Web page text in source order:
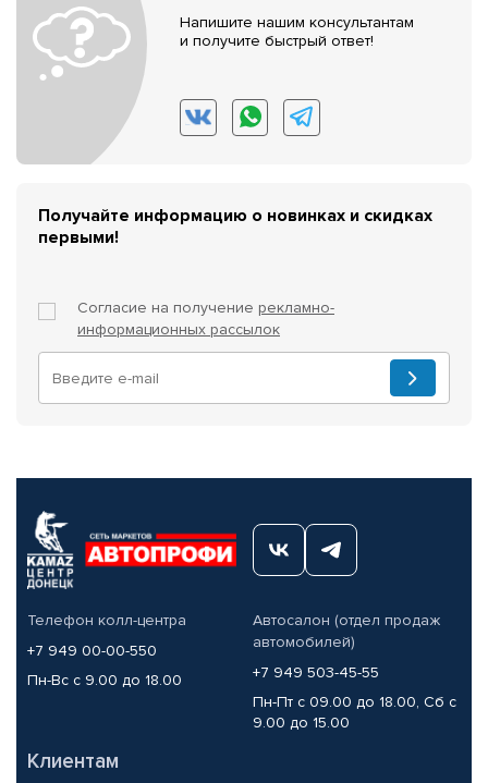
Напишите нашим консультантам
и получите быстрый ответ!
Получайте информацию о новинках и скидках
первыми!
Согласие на получение рекламно-
информационных рассылок
Телефон колл-центра
+7 949 00-00-550
Пн-Вс с 9.00 до 18.00
Автосалон (отдел продаж
автомобилей)
+7 949 503-45-55
Пн-Пт с 09.00 до 18.00, Сб с
9.00 до 15.00
Клиентам